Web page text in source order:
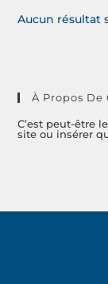
Aucun résultat
À Propos De
C’est peut-être
site ou insérer